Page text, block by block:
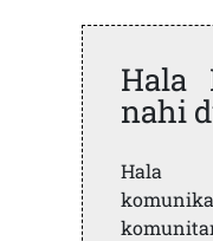
Hala
nahi
Hala